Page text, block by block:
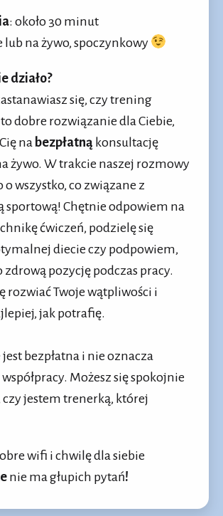
: około 30 minut
lub na żywo, spoczynkowy
działo?
się, czy trening
dobre rozwiązanie dla Ciebie,
na bezpłatną konsultację
żywo. W trakcie naszej rozmowy
o wszystko, co związane z
sportową! Chętnie odpowiem na
ćwiczeń, podzielę się
diecie czy podpowiem,
zdrową pozycję podczas pracy.
rozwiać Twoje wątpliwości i
jak potrafię.
bezpłatna i nie oznacza
Możesz się spokojnie
czy jestem trenerką, której
wifi i chwilę dla siebie
nie ma głupich pytań!